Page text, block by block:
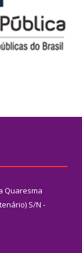
Quaresma
S/N -